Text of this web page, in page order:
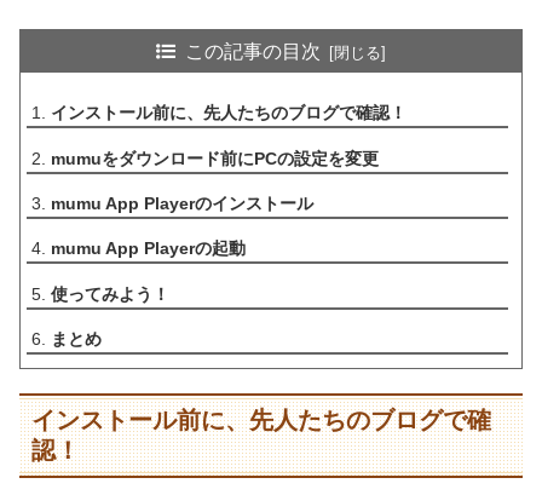
この記事の目次
インストール前に、先人たちのブログで確認！
mumuをダウンロード前にPCの設定を変更
mumu App Playerのインストール
mumu App Playerの起動
使ってみよう！
まとめ
インストール前に、先人たちのブログで確
認！